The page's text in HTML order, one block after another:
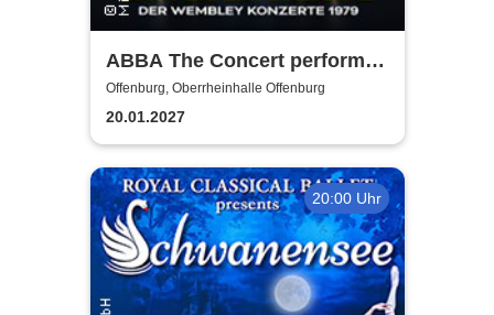
ABBA The Concert performed
by ABBAMUSIC
Offenburg, Oberrheinhalle Offenburg
20.01.2027
20:00 Uhr